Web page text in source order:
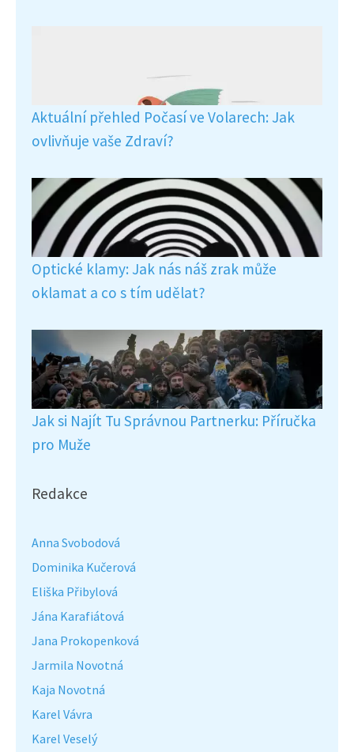
Aktuální přehled Počasí ve Volarech: Jak
ovlivňuje vaše Zdraví?
Optické klamy: Jak nás náš zrak může
oklamat a co s tím udělat?
Jak si Najít Tu Správnou Partnerku: Příručka
pro Muže
Redakce
Anna Svobodová
Dominika Kučerová
Eliška Přibylová
Jána Karafiátová
Jana Prokopenková
Jarmila Novotná
Kaja Novotná
Karel Vávra
Karel Veselý